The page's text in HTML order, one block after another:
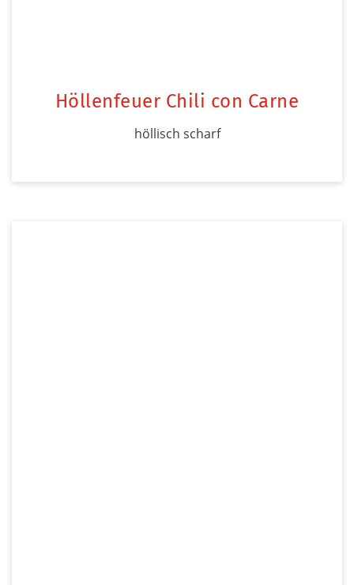
Höllenfeuer Chili con Carne
höllisch scharf